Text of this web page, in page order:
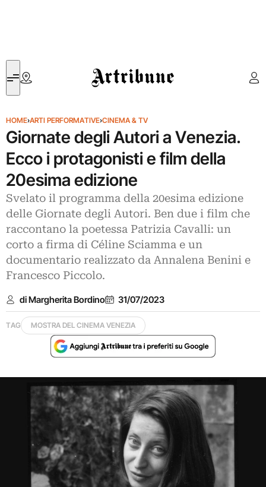
Artribune
HOME›ARTI PERFORMATIVE›CINEMA & TV
Giornate degli Autori a Venezia.
Ecco i protagonisti e film della
20esima edizione
Svelato il programma della 20esima edizione
delle Giornate degli Autori. Ben due i film che
raccontano la poetessa Patrizia Cavalli: un
corto a firma di Céline Sciamma e un
documentario realizzato da Annalena Benini e
Francesco Piccolo.
di Margherita Bordino 31/07/2023
TAG MOSTRA DEL CINEMA VENEZIA